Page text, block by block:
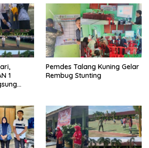
1
Pemdes Talang Kuning Gelar
Rembug Stunting